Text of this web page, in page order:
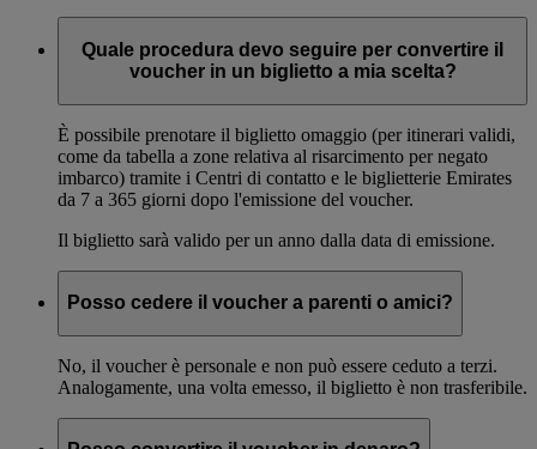
variare in base al regolamento locale.
Quale procedura devo seguire per convertire il
voucher in un biglietto a mia scelta?
È possibile prenotare il biglietto omaggio (per itinerari validi,
come da tabella a zone relativa al risarcimento per negato
imbarco) tramite i Centri di contatto e le biglietterie Emirates
da 7 a 365 giorni dopo l'emissione del voucher.
Il biglietto sarà valido per un anno dalla data di emissione.
Posso cedere il voucher a parenti o amici?
No, il voucher è personale e non può essere ceduto a terzi.
Analogamente, una volta emesso, il biglietto è non trasferibile.